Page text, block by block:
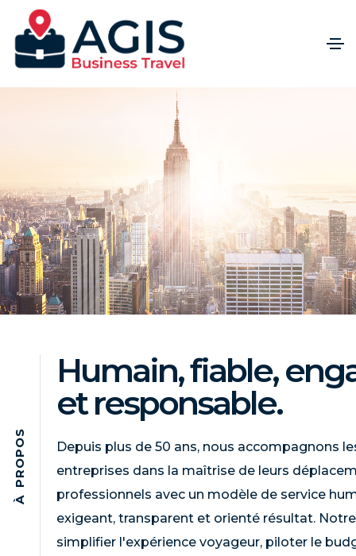
À
P
R
O
P
O
S
Humain, fiable,
et responsable.
Depuis plus de 50 ans, nous accompagnons
entreprises dans la maîtrise de leurs
professionnels avec un modèle de service
exigeant, transparent et orienté résultat.
simplifier l'expérience voyageur, piloter le